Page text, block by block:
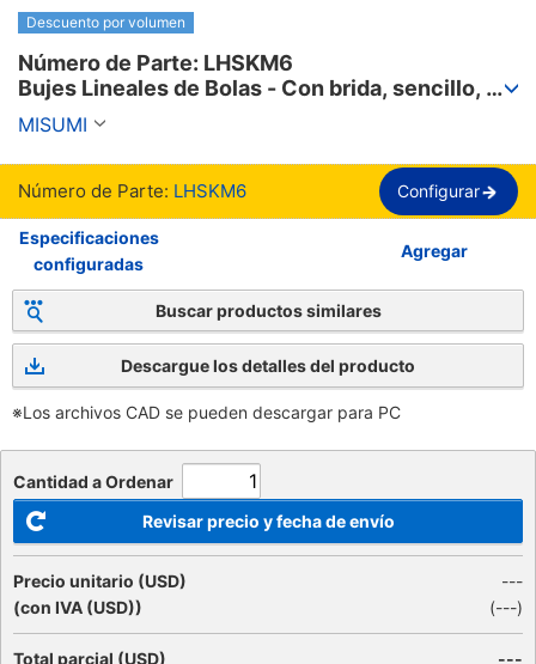
Descuento por volumen
Número de Parte: LHSKM6
Bujes Lineales de Bolas - Con brida, sencillo,
compacto.
MISUMI
Número de Parte: LHSKM6 Configurar
Especificaciones
configuradas
Agregar
Buscar productos similares
Descargue los detalles del producto
※Los archivos CAD se pueden descargar para PC
Cantidad a Ordenar
Revisar precio y fecha de envío
Precio unitario (USD)
(con IVA (USD))
---
(---)
Total parcial (USD)
---